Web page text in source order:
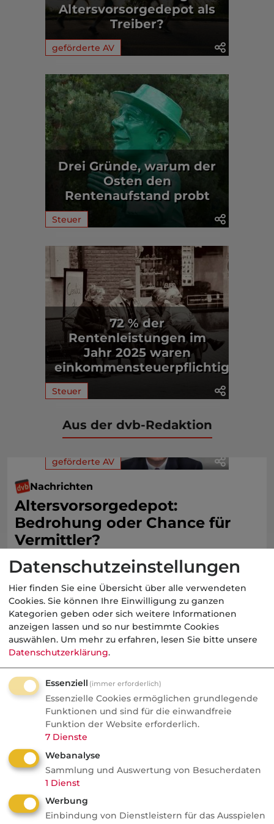
Altersvorsorgedepot als
Treiber?
geförderte AV
Drei Gründe, warum der
Osten den
Rentenaufstand probt
Steuer
72 % der
Rentenleistungen im
Jahr 2025 waren
einkommensteuerpflichtig
Steuer
Aus der dvb-Redaktion
geförderte AV
Nachrichten
Altersvorsorgedepot:
Bedrohung oder Chance für
Vermittler?
AVD ab 2027: Bedrohung oder
Goldgrube? blau-direkt-COO Stephan
Schinnenburg verrät im Podcast, warum
Neobroker längst Kunden anschreiben
und welche Produkte doch Provision
bringen.
VersicherungsJournal
Das sind die PKV-
Marktgrößen mit den
höchsten
Beschwerdequoten
Datenschutzeinstellungen
Hier finden Sie eine Übersicht über alle verwendeten
Cookies. Sie können Ihre Einwilligung zu ganzen
Kategorien geben oder sich weitere Informationen
anzeigen lassen und so nur bestimmte Cookies
auswählen. Um mehr zu erfahren, lesen Sie bitte unsere
Datenschutzerklärung.
Essenziell (immer erforderlich)
Essenzielle Cookies ermöglichen grundlegende
Funktionen und sind für die einwandfreie
Funktion der Website erforderlich.
7 Dienste
Webanalyse
Sammlung und Auswertung von Besucherdaten
1 Dienst
Werbung
Einbindung von Dienstleistern für das Ausspielen